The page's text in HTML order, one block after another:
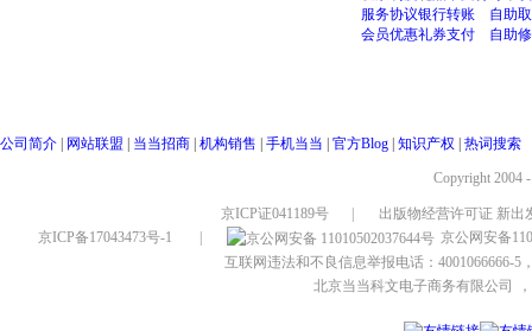
服务协议
会员优惠
银行转账
礼券支付
自助
自助
公司简介 网站联盟 当当招商 机构销售 手机当当 官方Blog 知识产权 热词搜索
Copyright 2004
京ICP证041189号
出版物经营许可证 新出
京ICP备17043473号-1
京公网安备
互联网违法和不良信息举报电话：4001066666-5
北京当当科文电子商务有限公司